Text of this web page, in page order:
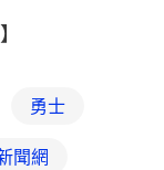
勇士
聞網